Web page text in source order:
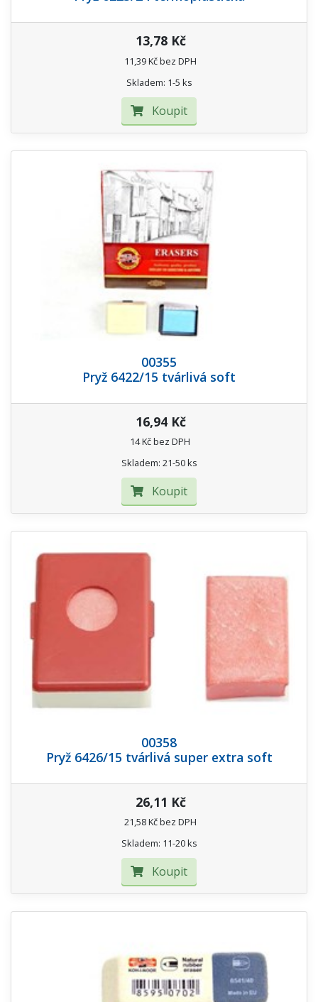
13,78 Kč
11,39 Kč bez DPH
Skladem: 1-5 ks
Koupit
00355
Pryž 6422/15 tvárlivá soft
16,94 Kč
14 Kč bez DPH
Skladem: 21-50 ks
Koupit
00358
Pryž 6426/15 tvárlivá super extra soft
26,11 Kč
21,58 Kč bez DPH
Skladem: 11-20 ks
Koupit